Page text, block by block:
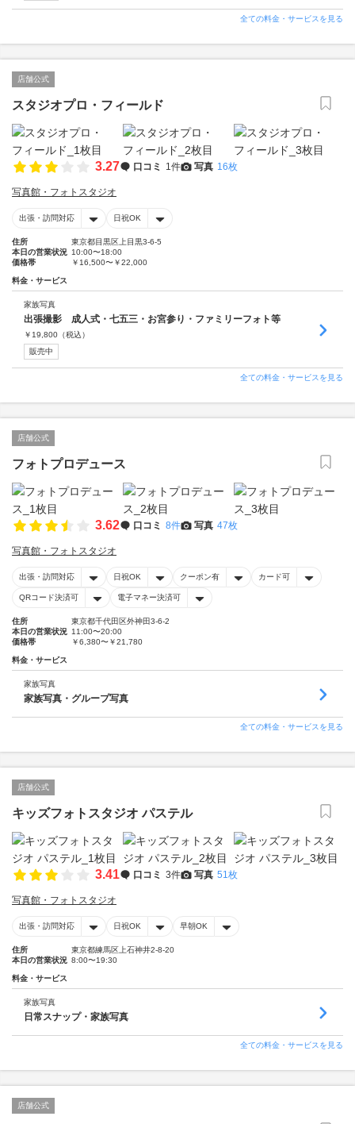
全ての料金・サービスを見る
店舗公式
スタジオプロ・フィールド
3.27 口コミ 1件 写真 16枚
写真館・フォトスタジオ
出張・訪問対応 日祝OK
住所
東京都目黒区上目黒3-6-5
本日の営業状況 10:00〜18:00
価格帯
￥16,500〜￥22,000
料金・サービス
家族写真
出張撮影 成人式・七五三・お宮参り・ファミリーフォト等
￥ 19,800 （税込）
販売中
全ての料金・サービスを見る
店舗公式
フォトプロデュース
3.62 口コミ 8件 写真 47枚
写真館・フォトスタジオ
出張・訪問対応 日祝OK クーポン有 カード可
QRコード決済可 電子マネー決済可
住所
東京都千代田区外神田3-6-2
本日の営業状況 11:00〜20:00
価格帯
￥6,380〜￥21,780
料金・サービス
家族写真
家族写真・グループ写真
全ての料金・サービスを見る
店舗公式
キッズフォトスタジオ パステル
3.41 口コミ 3件 写真 51枚
写真館・フォトスタジオ
出張・訪問対応 日祝OK 早朝OK
住所
東京都練馬区上石神井2-8-20
本日の営業状況 8:00〜19:30
料金・サービス
家族写真
日常スナップ・家族写真
全ての料金・サービスを見る
店舗公式